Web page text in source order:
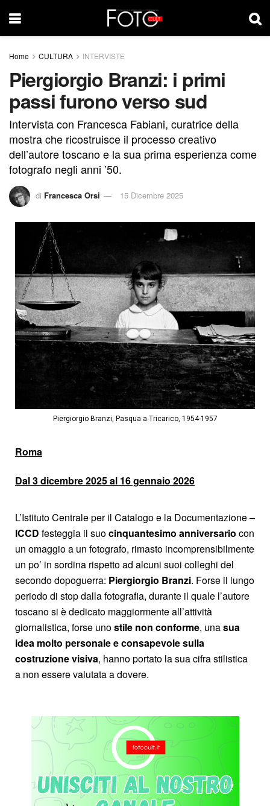
Home CULTURA INTERVISTE
Piergiorgio Branzi: i primi
passi furono verso sud
Intervista con Francesca Fabiani, curatrice della
mostra che ricostruisce il processo creativo
dell’autore toscano e la sua prima esperienza come
fotografo negli anni ’50.
di Francesca Orsi 15 Dicembre 2025
Piergiorgio Branzi, Pasqua a Tricarico, 1954-1957
Roma
Dal 3 dicembre 2025 al 16 gennaio 2026
L’Istituto Centrale per il Catalogo e la Documentazione –
ICCD festeggia il suocinquantesimo anniversario con
un omaggio a un fotografo, rimasto incomprensibilmente
un po’ in sordina rispetto ad alcuni suoi colleghi del
secondo dopoguerra: Piergiorgio Branzi. Forse il lungo
periodo di stop dalla fotografia, durante il quale l’autore
toscano si è dedicato maggiormente all’attività
giornalistica, forse unostile non conforme, unasua
idea molto personale e consapevole sulla
costruzione visiva, hanno portato la sua cifra stilistica
a non essere valutata a dovere.